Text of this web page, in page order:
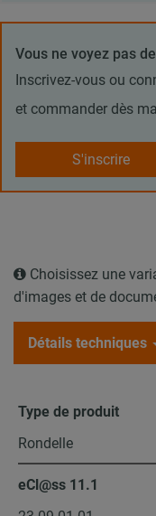
Vous ne voyez pas
Inscrivez-vous ou
et commander dès
S'inscrire
Choisissez une
d'images et de
Détails techniques
Type de produit
Rondelle
eCl@ss 11.1